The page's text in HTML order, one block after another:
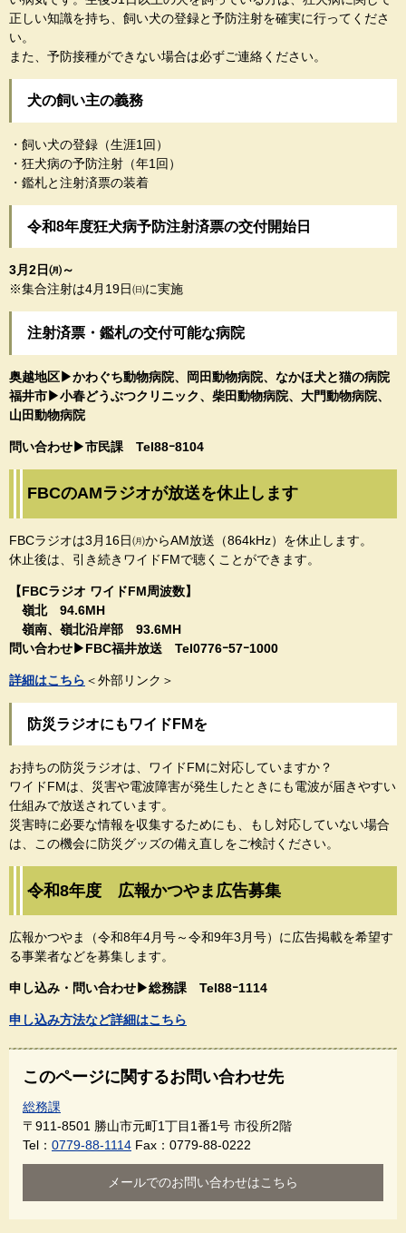
正しい知識を持ち、飼い犬の登録と予防注射を確実に行ってくださ
い。
また、予防接種ができない場合は必ずご連絡ください。
​犬の飼い主の義務
・飼い犬の登録（生涯1回）
・狂犬病の予防注射（年1回）
・鑑札と注射済票の装着
令和8年度狂犬病予防注射済票の交付開始日
3月2日㈪～
※集合注射は4月19日㈰に実施
注射済票・鑑札の交付可能な病院
奥越地区▶かわぐち動物病院、岡田動物病院、なかほ犬と猫の病院
福井市▶小春どうぶつクリニック、柴田動物病院、大門動物病院、
山田動物病院
​​問い合わせ▶市民課​ Tel88ｰ8104
FBCのAMラジオが放送を休止します
FBCラジオは3月16日㈪からAM放送（864kHz）を休止します。
休止後は、引き続きワイドFMで聴くことができます。
【FBCラジオ ワイドFM周波数】
嶺北 94.6MH
嶺南、嶺北沿岸部 93.6MH
問い合わせ▶FBC福井放送 Tel0776ｰ57ｰ1000
詳細はこちら ＜外部リンク＞
防災ラジオにもワイドFMを
お持ちの防災ラジオは、ワイドFMに対応していますか？
ワイドFMは、災害や電波障害が発生したときにも電波が届きやすい
仕組みで放送されています。
災害時に必要な情報を収集するためにも、もし対応していない場合
は、この機会に防災グッズの備え直しをご検討ください。​
令和8年度 広報かつやま広告募集
広報かつやま（令和8年4月号～令和9年3月号）に広告掲載を希望す
る事業者などを募集します。
申し込み・問い合わせ▶総務課 Tel88ｰ1114​
申し込み方法など詳細はこちら
このページに関するお問い合わせ先
総務課
〒911-8501 勝山市元町1丁目1番1号 市役所2階
Tel： 0779-88-1114 Fax：0779-88-0222
メールでのお問い合わせはこちら